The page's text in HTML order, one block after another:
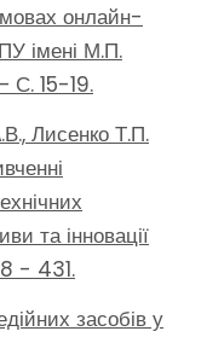
онлайн-
імені М.П.
С. 15-19.
Лисенко Т.П.
та інновації
- 431.
засобів у